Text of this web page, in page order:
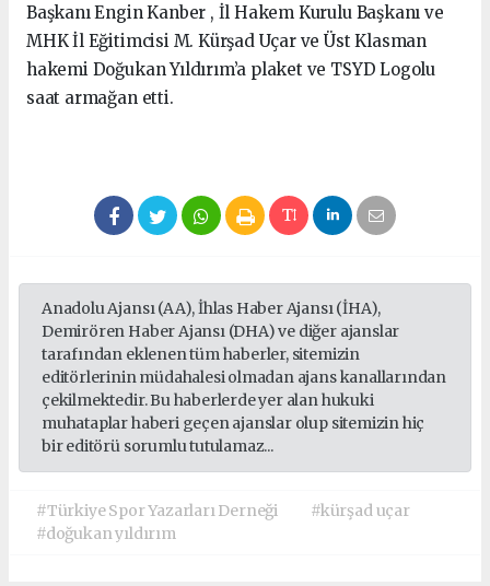
Başkanı Engin Kanber , İl Hakem Kurulu Başkanı ve
MHK İl Eğitimcisi M. Kürşad Uçar ve Üst Klasman
hakemi Doğukan Yıldırım’a plaket ve TSYD Logolu
saat armağan etti.
Anadolu Ajansı (AA), İhlas Haber Ajansı (İHA),
Demirören Haber Ajansı (DHA) ve diğer ajanslar
tarafından eklenen tüm haberler, sitemizin
editörlerinin müdahalesi olmadan ajans kanallarından
çekilmektedir. Bu haberlerde yer alan hukuki
muhataplar haberi geçen ajanslar olup sitemizin hiç
bir editörü sorumlu tutulamaz...
#Türkiye Spor Yazarları Derneği
#kürşad uçar
#doğukan yıldırım